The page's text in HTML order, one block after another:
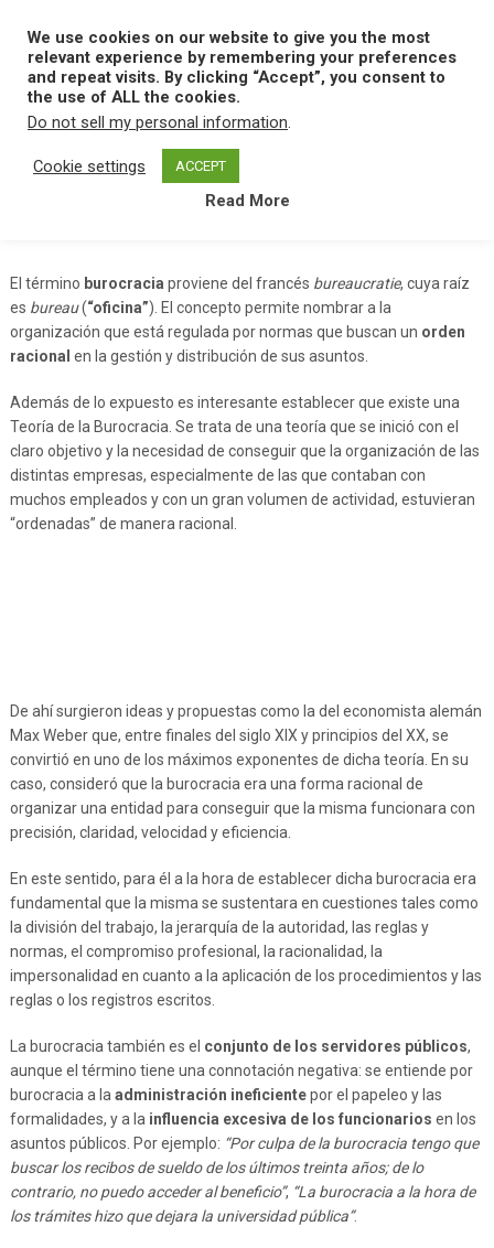
content
MENU
Home B Burocracia
El término burocracia proviene del francés bureaucratie, cuya raíz
es bureau(“oficina”). El concepto permite nombrar a la
organización que está regulada por normas que buscan un orden
racional en la gestión y distribución de sus asuntos.
Además de lo expuesto es interesante establecer que existe una
Teoría de la Burocracia. Se trata de una teoría que se inició con el
claro objetivo y la necesidad de conseguir que la organización de las
distintas empresas, especialmente de las que contaban con
muchos empleados y con un gran volumen de actividad, estuvieran
“ordenadas” de manera racional.
De ahí surgieron ideas y propuestas como la del economista alemán
Max Weber que, entre finales del siglo XIX y principios del XX, se
convirtió en uno de los máximos exponentes de dicha teoría. En su
caso, consideró que la burocracia era una forma racional de
organizar una entidad para conseguir que la misma funcionara con
precisión, claridad, velocidad y eficiencia.
En este sentido, para él a la hora de establecer dicha burocracia era
fundamental que la misma se sustentara en cuestiones tales como
la división del trabajo, la jerarquía de la autoridad, las reglas y
normas, el compromiso profesional, la racionalidad, la
impersonalidad en cuanto a la aplicación de los procedimientos y las
reglas o los registros escritos.
La burocracia también es el conjunto de los servidores públicos,
aunque el término tiene una connotación negativa: se entiende por
burocracia a la administración ineficientepor el papeleo y las
formalidades, y a la influencia excesiva de los funcionarios en los
asuntos públicos. Por ejemplo: “Por culpa de la burocracia tengo que
buscar los recibos de sueldo de los últimos treinta años; de lo
contrario, no puedo acceder al beneficio”, “La burocracia a la hora de
los trámites hizo que dejara la universidad pública”.
We use cookies on our website to give you the most
relevant experience by remembering your preferences
and repeat visits. By clicking “Accept”, you consent to
the use of ALL the cookies.
Do not sell my personal information.
Cookie settings ACCEPT
Read More